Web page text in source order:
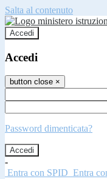
Salta al contenuto
Accedi
Accedi
button close ×
Password dimenticata?
-
Entra con SPID Entra